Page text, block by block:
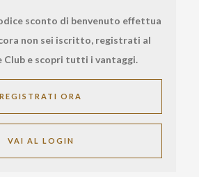
sconto di benvenuto effettua
non sei iscritto, registrati al
Club e scopri tutti i vantaggi.
REGISTRATI ORA
VAI AL LOGIN